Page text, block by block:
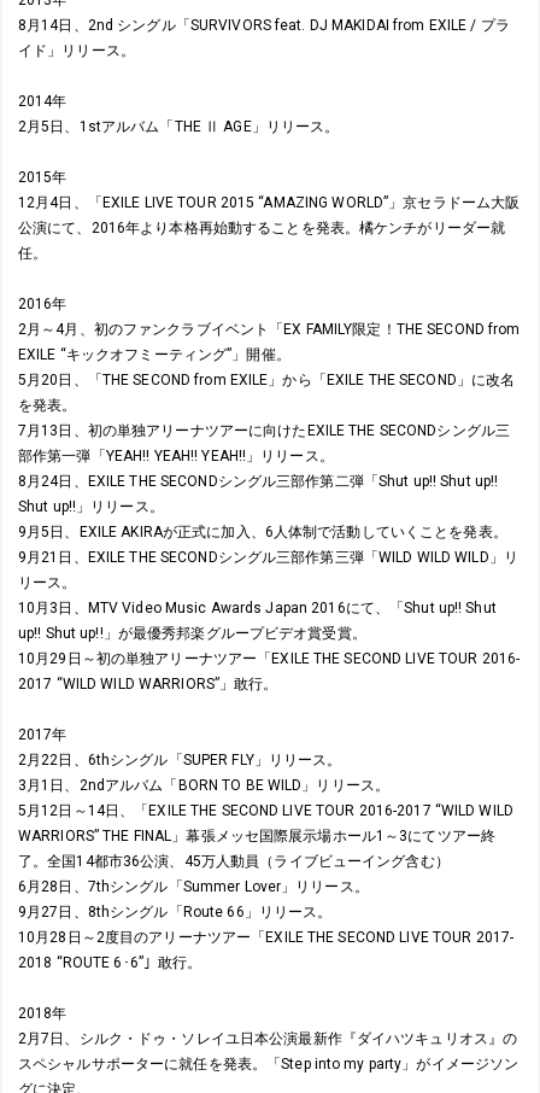
8月14日、2nd シングル「SURVIVORS feat. DJ MAKIDAI from EXILE / プラ
イド」リリース。
2014年
2月5日、1stアルバム「THE Ⅱ AGE」リリース。
2015年
12月4日、「EXILE LIVE TOUR 2015 “AMAZING WORLD”」京セラドーム大阪
公演にて、2016年より本格再始動することを発表。橘ケンチがリーダー就
任。
2016年
2月～4月、初のファンクラブイベント「EX FAMILY限定！THE SECOND from
EXILE “キックオフミーティング”」開催。
5月20日、「THE SECOND from EXILE」から「EXILE THE SECOND」に改名
を発表。
7月13日、初の単独アリーナツアーに向けたEXILE THE SECONDシングル三
部作第一弾「YEAH!! YEAH!! YEAH!!」リリース。
8月24日、EXILE THE SECONDシングル三部作第二弾「Shut up!! Shut up!!
Shut up!!」リリース。
9月5日、EXILE AKIRAが正式に加入、6人体制で活動していくことを発表。
9月21日、EXILE THE SECONDシングル三部作第三弾「WILD WILD WILD」リ
リース。
10月3日、MTV Video Music Awards Japan 2016にて、「Shut up!! Shut
up!! Shut up!!」が最優秀邦楽グループビデオ賞受賞。
10月29日～初の単独アリーナツアー「EXILE THE SECOND LIVE TOUR 2016-
2017 “WILD WILD WARRIORS”」敢行。
2017年
2月22日、6thシングル「SUPER FLY」リリース。
3月1日、2ndアルバム「BORN TO BE WILD」リリース。
5月12日～14日、「EXILE THE SECOND LIVE TOUR 2016-2017 “WILD WILD
WARRIORS” THE FINAL」幕張メッセ国際展示場ホール1～3にてツアー終
了。全国14都市36公演、45万人動員（ライブビューイング含む）
6月28日、7thシングル「Summer Lover」リリース。
9月27日、8thシングル「Route 66」リリース。
10月28日～2度目のアリーナツアー「EXILE THE SECOND LIVE TOUR 2017-
2018 “ROUTE 6･6”」敢行。
2018年
2月7日、シルク・ドゥ・ソレイユ日本公演最新作『ダイハツキュリオス』の
スペシャルサポーターに就任を発表。「Step into my party」がイメージソン